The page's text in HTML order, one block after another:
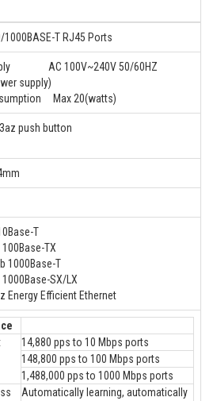
1000BASE-T RJ45 Ports
AC 100V~240V 50/60HZ
supply)
Max 20(watts)
push button
T
100Base-TX
1000Base-T
1000Base-SX/LX
Energy Efficient Ethernet
14,880 pps to 10 Mbps ports
148,800 pps to 100 Mbps ports
1,488,000 pps to 1000 Mbps ports
Automatically learning, automatically